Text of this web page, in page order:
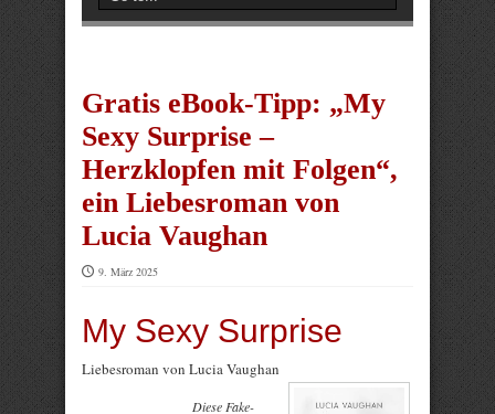
Gratis eBook-Tipp: „My
Sexy Surprise –
Herzklopfen mit Folgen“,
ein Liebesroman von
Lucia Vaughan
9. März 2025
My Sexy Surprise
Liebesroman von Lucia Vaughan
Diese Fake-